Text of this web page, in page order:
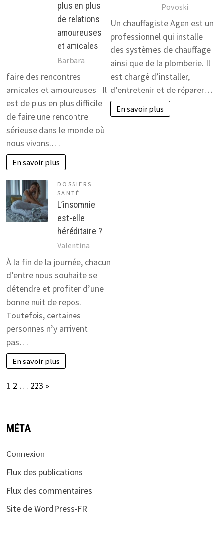
plus en plus
de relations
amoureuses
et amicales
Barbara
faire des rencontres
amicales et amoureuses Il
est de plus en plus difficile
de faire une rencontre
sérieuse dans le monde où
nous vivons.…
En savoir plus
Povoski
Un chauffagiste Agen est un
professionnel qui installe
des systèmes de chauffage
ainsi que de la plomberie. Il
est chargé d’installer,
d’entretenir et de réparer…
En savoir plus
DOSSIERS
SANTÉ
L’insomnie
est-elle
héréditaire ?
Valentina
À la fin de la journée, chacun
d’entre nous souhaite se
détendre et profiter d’une
bonne nuit de repos.
Toutefois, certaines
personnes n’y arrivent
pas…
En savoir plus
Page:
1 2 … 223 Next
»
MÉTA
Connexion
Flux des publications
Flux des commentaires
Site de WordPress-FR